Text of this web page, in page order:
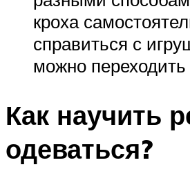
кроха
справиться с
можно переходить
Как научить
одеваться?